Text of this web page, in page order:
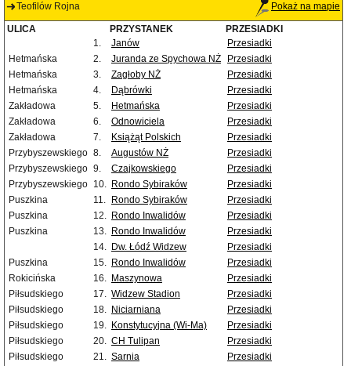
Teofilów Rojna Pokaż na mapie
ULICA PRZYSTANEK
PRZESIADKI
1.
Janów
Przesiadki
Hetmańska
2. Juranda ze Spychowa NŻ
Przesiadki
Hetmańska
3. Zagłoby NŻ
Przesiadki
Hetmańska
4. Dąbrówki
Przesiadki
Zakładowa
5. Hetmańska
Przesiadki
Zakładowa
6. Odnowiciela
Przesiadki
Zakładowa
7. Książąt Polskich
Przesiadki
Przybyszewskiego 8. Augustów NŻ
Przesiadki
Przybyszewskiego 9. Czajkowskiego
Przesiadki
Przybyszewskiego 10. Rondo Sybiraków
Przesiadki
Puszkina
11. Rondo Sybiraków
Przesiadki
Puszkina
12. Rondo Inwalidów
Przesiadki
Puszkina
13. Rondo Inwalidów
Przesiadki
14. Dw. Łódź Widzew
Przesiadki
Puszkina
15. Rondo Inwalidów
Przesiadki
Rokicińska
16. Maszynowa
Przesiadki
Piłsudskiego
17. Widzew Stadion
Przesiadki
Piłsudskiego
18. Niciarniana
Przesiadki
Piłsudskiego
19. Konstytucyjna (Wi-Ma)
Przesiadki
Piłsudskiego
20. CH Tulipan
Przesiadki
Piłsudskiego
21. Sarnia
Przesiadki